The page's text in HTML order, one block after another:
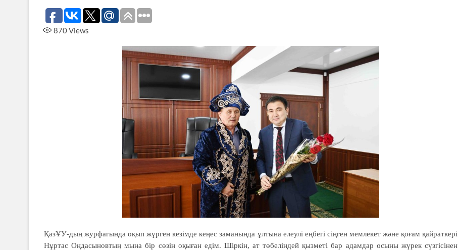
870Views
ҚазҰУ-дың журфагында оқып жүрген кезімде кеңес заманында ұлтына елеулі еңбегі сіңген мемлекет және қоғам қайраткері
Нұртас Оңдасыновтың мына бір сөзін оқыған едім. Шіркін, ат төбеліндей қызметі бар адамдар осыны жүрек сүзгісінен